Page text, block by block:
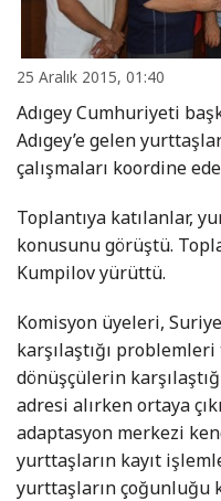
25 Aralık 2015, 01:40
Adıgey Cumhuriyeti
Adıgey’e gelen
çalışmaları koordine
Toplantıya katılanlar,
konusunu görüştü.
Kumpilov yürüttü.
Komisyon üyeleri,
karşılaştığı
dönüşçülerin
adresi alırken ortaya
adaptasyon merkezi
yurttaşların kayıt
yurttaşların çoğunluğu